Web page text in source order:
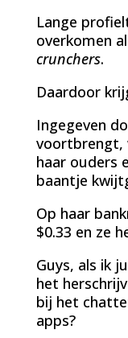
Lange
overkomen
crunchers.
Daardoor
Ingegeven
voortbrengt,
haar ouders
baantje
Op haar
$0.33 en ze
Guys, als ik
het
bij het
apps?